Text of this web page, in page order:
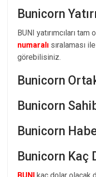
Bunicorn
BUNI yatırımcıları
numaralı sıralaması
görebilisiniz.
Bunicorn
Bunicorn
Bunicorn
Bunicorn Kaç